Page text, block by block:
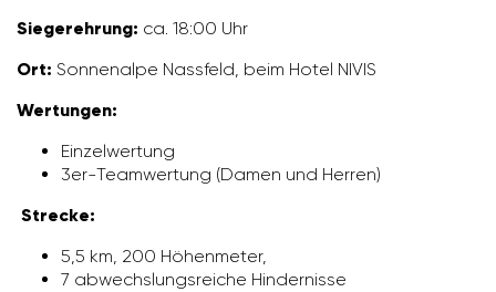
Sieger­eh­rung: ca. 18:00 Uhr
Ort: Sonnen­alpe Nass­feld, beim Hotel NIVIS
Wertungen:
Einzel­wer­tung
3er-Team­wer­tung (Damen und Herren)
Strecke:
5,5 km, 200 Höhen­meter,
7 abwechs­lungs­reiche Hinder­nisse